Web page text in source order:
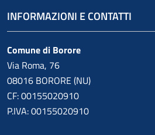
INFORMAZIONI E CONTATTI
Comune di Borore
Via Roma, 76
08016 BORORE (NU)
CF: 00155020910
P.IVA: 00155020910